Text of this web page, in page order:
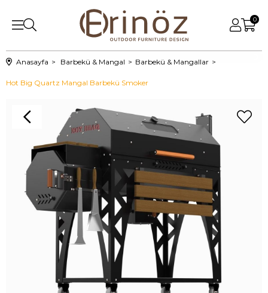
0
Anasayfa Barbekü & Mangal Barbekü & Mangallar
Hot Big Quartz Mangal Barbekü Smoker